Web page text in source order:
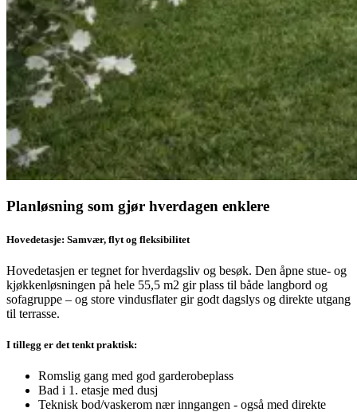
Planløsning som gjør hverdagen enklere
Hovedetasje: Samvær, flyt og fleksibilitet
Hovedetasjen er tegnet for hverdagsliv og besøk. Den åpne stue- og
kjøkkenløsningen på hele 55,5 m2 gir plass til både langbord og
sofagruppe – og store vindusflater gir godt dagslys og direkte utgang
til terrasse.
I tillegg er det tenkt praktisk:
Romslig gang med god garderobeplass
Bad i 1. etasje med dusj
Teknisk bod/vaskerom nær inngangen - også med direkte